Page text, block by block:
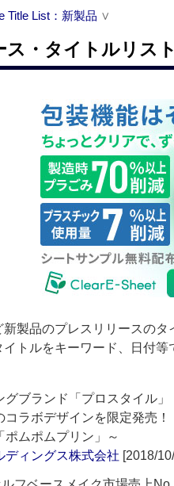
Title List：新製品 ∨
ス・タイトルリス
製品のプレスリリースのタ
イトルをキーワード、日付
グブランド「プロスタイル
コラボデザインを限定発売
ポムポムプリン」～
ディングス株式会社 [2018/